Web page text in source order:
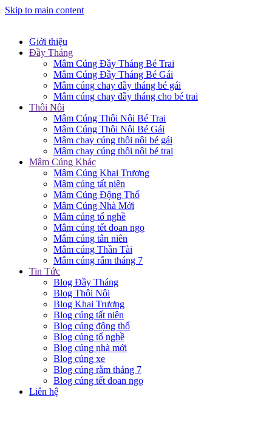
Skip to main content
Giới thiệu
Đầy Tháng
Mâm Cúng Đầy Tháng Bé Trai
Mâm Cúng Đầy Tháng Bé Gái
Mâm cúng chay đầy tháng bé gái
Mâm cúng chay đầy tháng cho bé trai
Thôi Nôi
Mâm Cúng Thôi Nôi Bé Trai
Mâm Cúng Thôi Nôi Bé Gái
Mâm chay cúng thôi nôi bé gái
Mâm chay cúng thôi nôi bé trai
Mâm Cúng Khác
Mâm Cúng Khai Trương
Mâm cúng tất niên
Mâm Cúng Động Thổ
Mâm Cúng Nhà Mới
Mâm cúng tổ nghề
Mâm cúng tết đoan ngọ
Mâm cúng tân niên
Mâm cúng Thần Tài
Mâm cúng rằm tháng 7
Tin Tức
Blog Đầy Tháng
Blog Thôi Nôi
Blog Khai Trương
Blog cúng tất niên
Blog cúng động thổ
Blog cúng tổ nghề
Blog cúng nhà mới
Blog cúng xe
Blog cúng rằm tháng 7
Blog cúng tết đoan ngọ
Liên hệ